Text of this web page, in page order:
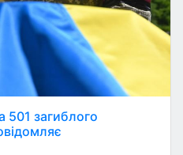
501 загиблого